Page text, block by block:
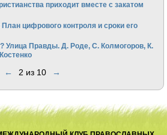
приходит вместе с закатом
цифрового контроля и сроки его
Улица Правды. Д. Роде, С. Колмогоров, К.
← 2 из 10 →